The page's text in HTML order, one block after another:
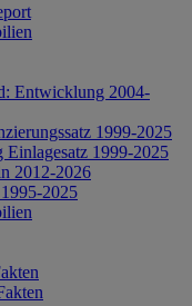
Entwicklung 2004-
1999-2025
1999-2025
2012-2026
2025